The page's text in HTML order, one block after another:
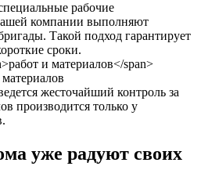
рабочие
компании выполняют
Такой подход гарантирует
сроки.
жесточайший контроль за
производится только у
уже радуют своих